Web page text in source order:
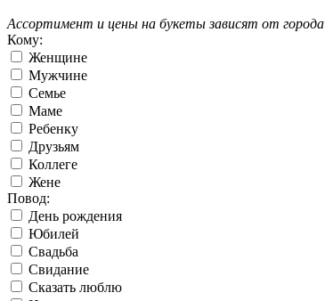
Ассортимент и цены на букеты зависят от города
Кому:
Женщине
Мужчине
Семье
Маме
Ребенку
Друзьям
Коллеге
Жене
Повод:
День рождения
Юбилей
Свадьба
Свидание
Сказать люблю